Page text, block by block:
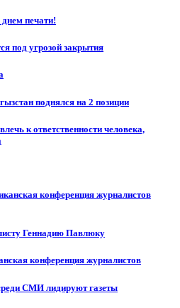
печати!
под угрозой закрытия
поднялся на 2 позиции
к ответственности человека,
конференция журналистов
Геннадию Павлюку
конференция журналистов
СМИ лидируют газеты